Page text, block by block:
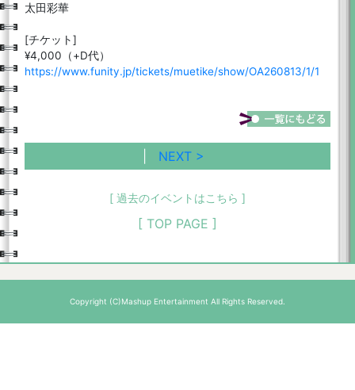
太田彩華
[チケット]
¥4,000（+D代）
https://www.funity.jp/tickets/muetike/show/OA260813/1/1
NEXT >
[ 過去のイベントはこちら ]
[ TOP PAGE ]
Copyright (C)Mashup Entertainment All Rights Reserved.